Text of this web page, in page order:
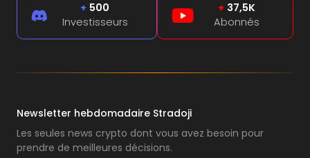
+ 500
Investisseurs
+ 37,5K
Abonnés
Newsletter hebdomadaire Stradoji
Les seules news crypto dont vous avez besoin pour
prendre de meilleures décisions.